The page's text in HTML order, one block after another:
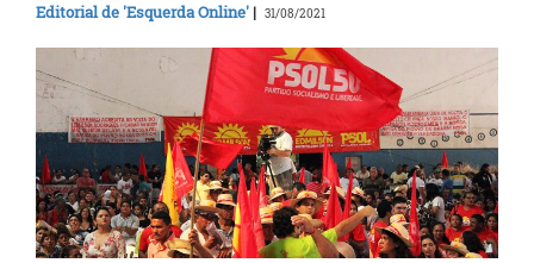
Editorial de 'Esquerda Online' | 31/08/2021